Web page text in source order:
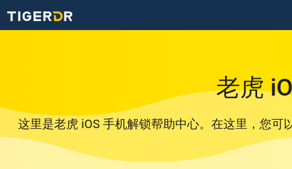
老虎
这里是老虎 iOS 手机解锁帮助中心。在这里，您可